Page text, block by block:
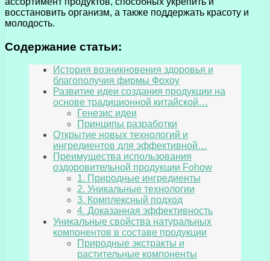
восстановить организм, а также поддержать красоту и
молодость.
Содержание статьи:
История возникновения здоровья и
благополучия фирмы Фохоу
Развитие идеи создания продукции на
основе традиционной китайской…
Генезис идеи
Принципы разработки
Открытие новых технологий и
ингредиентов для эффективной…
Преимущества использования
оздоровительной продукции Fohow
1. Природные ингредиенты
2. Уникальные технологии
3. Комплексный подход
4. Доказанная эффективность
Уникальные свойства натуральных
компонентов в составе продукции
Природные экстракты и
растительные компоненты